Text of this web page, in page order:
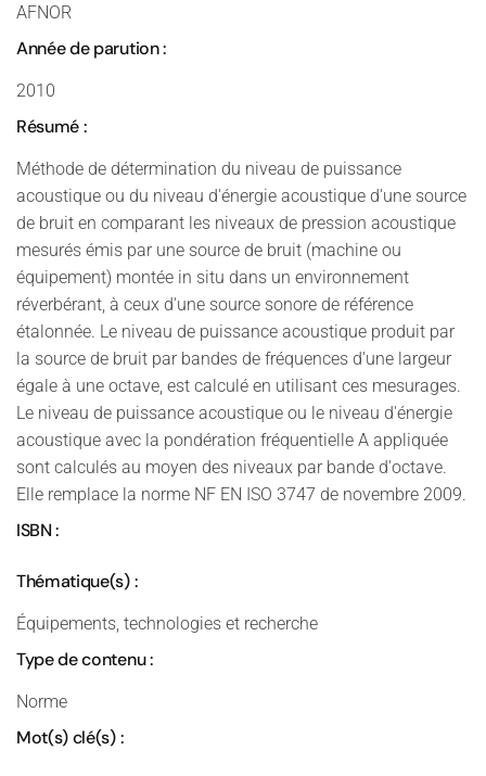
AFNOR
Année de parution :
2010
Résumé :
Méthode de détermination du niveau de puissance
acoustique ou du niveau d'énergie acoustique d'une source
de bruit en comparant les niveaux de pression acoustique
mesurés émis par une source de bruit (machine ou
équipement) montée in situ dans un environnement
réverbérant, à ceux d'une source sonore de référence
étalonnée. Le niveau de puissance acoustique produit par
la source de bruit par bandes de fréquences d'une largeur
égale à une octave, est calculé en utilisant ces mesurages.
Le niveau de puissance acoustique ou le niveau d'énergie
acoustique avec la pondération fréquentielle A appliquée
sont calculés au moyen des niveaux par bande d'octave.
Elle remplace la norme NF EN ISO 3747 de novembre 2009.
ISBN :
Thématique(s) :
Équipements, technologies et recherche
Type de contenu :
Norme
Mot(s) clé(s) :